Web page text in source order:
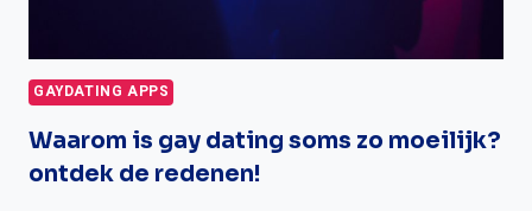
GAYDATING APPS
Waarom is gay dating soms zo moeilijk?
ontdek de redenen!